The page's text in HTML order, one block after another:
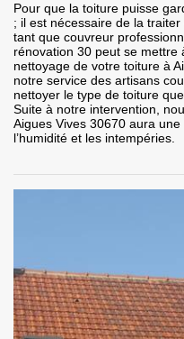
Pour que la toiture puisse
; il est nécessaire de la
tant que couvreur
rénovation 30 peut se mettre
nettoyage de votre toiture à
notre service des artisans
nettoyer le type de toiture
Suite à notre intervention,
Aigues Vives 30670 aura
l’humidité et les intempéries.